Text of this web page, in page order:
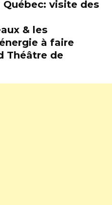
Québec: visite des
& les
à faire
Théâtre de